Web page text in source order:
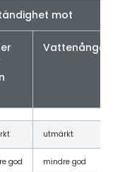
mot
Vattenånga
utmärkt
god mindre god